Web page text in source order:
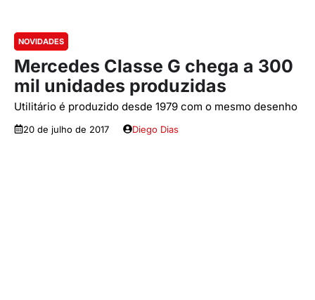
NOVIDADES
Mercedes Classe G chega a 300
mil unidades produzidas
Utilitário é produzido desde 1979 com o mesmo desenho
20 de julho de 2017 Diego Dias